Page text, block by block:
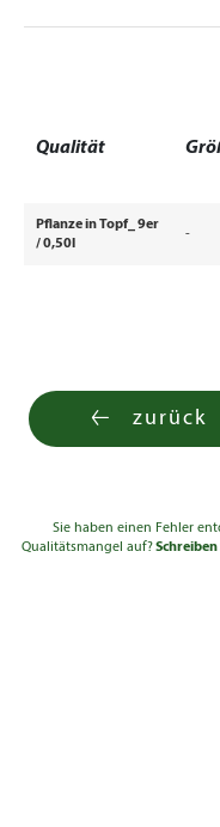
Qualität
Pflanze in Topf_ 9er
/ 0,50l
-
zurück
Sie haben einen Fehler
Qualitätsmangel auf?Schreiben